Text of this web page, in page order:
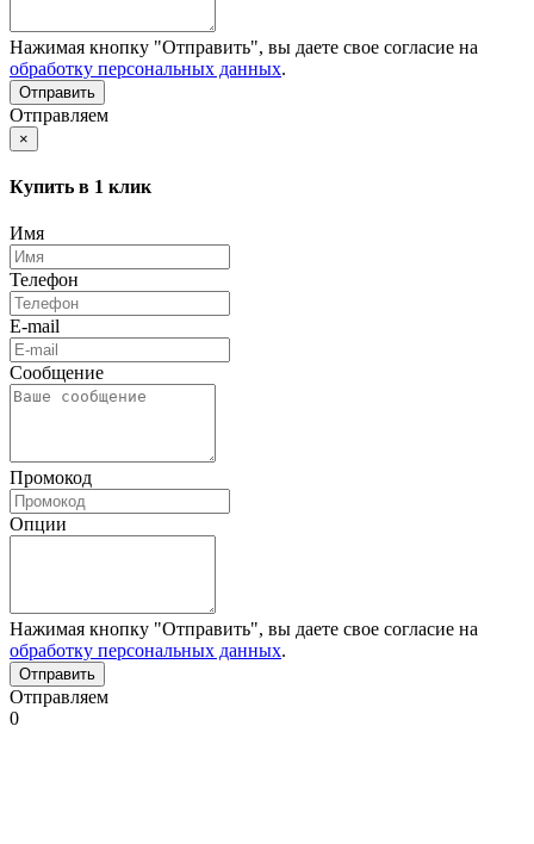
Нажимая кнопку "Отправить", вы даете свое согласие на
обработку персональных данных.
Отправляем
×
Купить в 1 клик
Имя
Телефон
E-mail
Сообщение
Промокод
Опции
Нажимая кнопку "Отправить", вы даете свое согласие на
обработку персональных данных.
Отправляем
0